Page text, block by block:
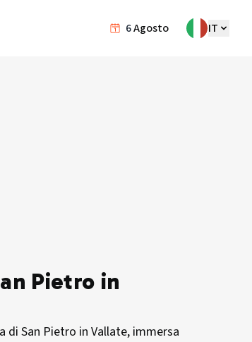
6Agosto IT
Pietro in
di San Pietro in Vallate, immersa